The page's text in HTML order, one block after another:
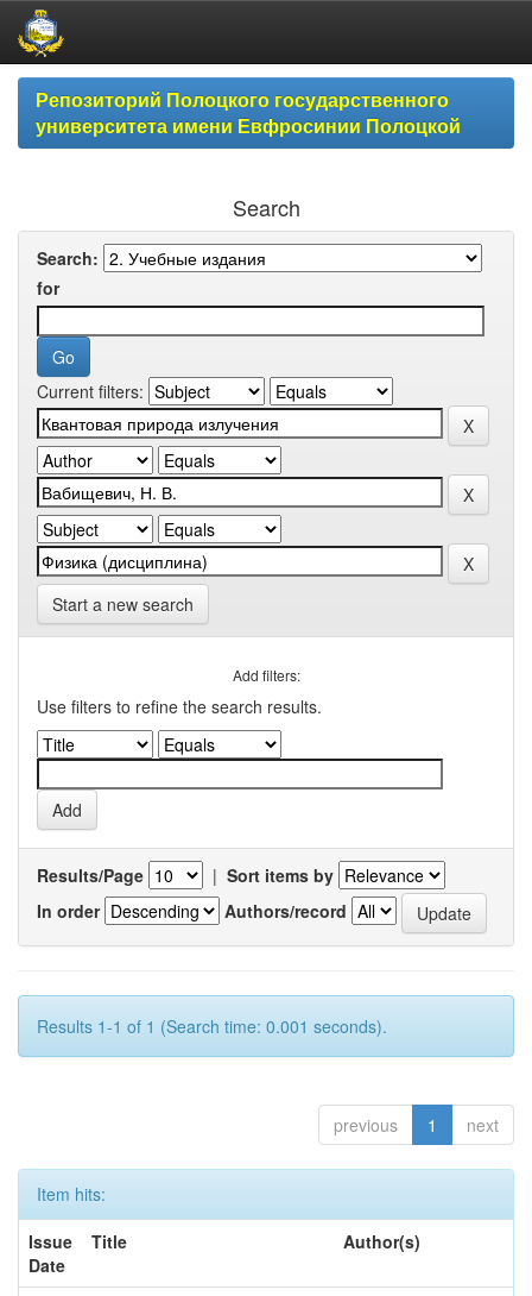
Skip
navigationРепозиторий Полоцкого государственного
университета имени Евфросинии Полоцкой
Search
Search:
for
Current filters:
Start a new search
Add filters:
Use filters to refine the search results.
Results/Page | Sort items by
In order
Authors/record
Results 1-1 of 1 (Search time: 0.001 seconds).
previous 1 next
Item hits:
Issue
Date
Title Author(s)